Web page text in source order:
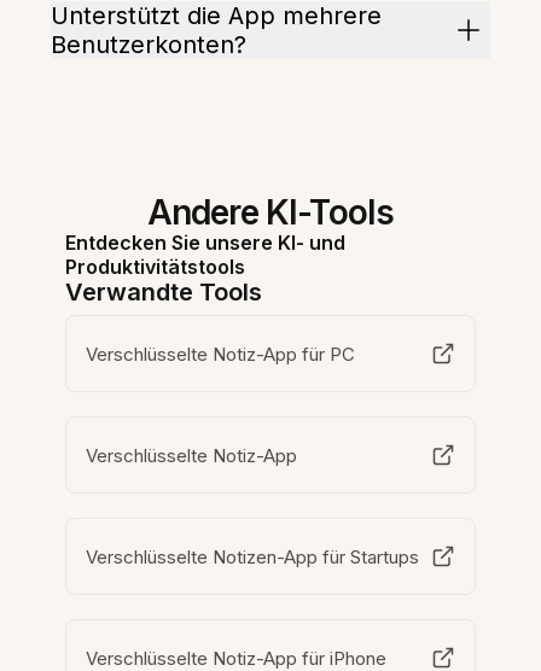
Unterstützt die App mehrere
Benutzerkonten?
Andere KI-Tools
Entdecken Sie unsere KI- und
Produktivitätstools
Verwandte Tools
Verschlüsselte Notiz-App für PC
Verschlüsselte Notiz-App
Verschlüsselte Notizen-App für Startups
Verschlüsselte Notiz-App für iPhone